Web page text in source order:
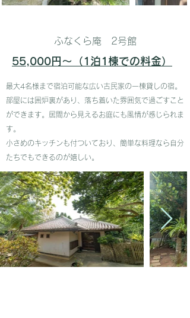
ふなくら庵 2号館
55,000円〜（1泊1棟での料金）
​最大4名様まで宿泊可能な広い古民家の一棟貸しの宿。
部屋には囲炉裏があり、落ち着いた雰囲気で過ごすこと
ができます。居間から見えるお庭にも風情が感じられま
す。
​小さめのキッチンも付ついており、簡単な料理なら自分
たちでもできるのが嬉しい。